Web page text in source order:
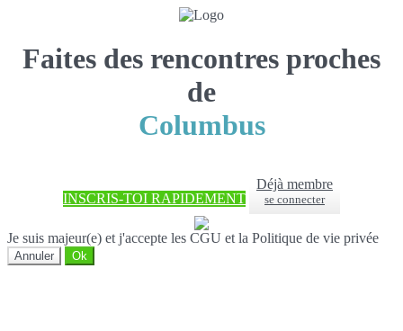
Faites des rencontres proches
de
Columbus
INSCRIS-TOI RAPIDEMENT
Déjà membre
se connecter
Je suis majeur(e) et j'accepte les CGU et la Politique de vie privée
Annuler Ok